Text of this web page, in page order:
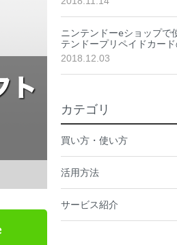
ニンテンドーeショップで
テンドープリペイドカード
2018.12.03
カテゴリ
買い方・使い方
活用方法
サービス紹介